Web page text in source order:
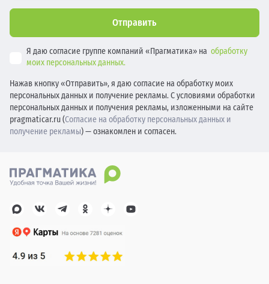
Отправить
Я даю согласие группе компаний «Прагматика» на обработку
моих персональных данных.
Нажав кнопку «Отправить», я даю согласие на обработку моих
персональных данных и получение рекламы. С условиями обработки
персональных данных и получения рекламы, изложенными на сайте
pragmaticar.ru (Согласие на обработку персональных данных и
получение рекламы) — ознакомлен и согласен.